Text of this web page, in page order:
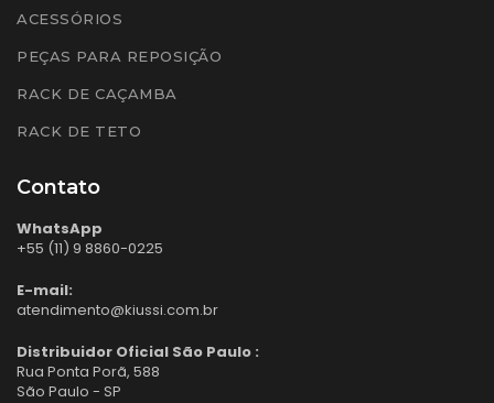
ACESSÓRIOS
PEÇAS PARA REPOSIÇÃO
RACK DE CAÇAMBA
RACK DE TETO
Contato
WhatsApp
+55 (11) 9 8860-0225
E-mail:
atendimento@kiussi.com.br
Distribuidor Oficial São Paulo :
Rua Ponta Porã, 588
São Paulo - SP